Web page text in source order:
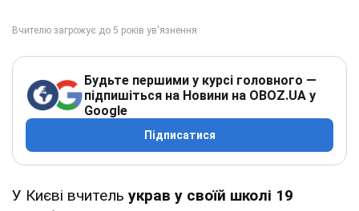
Будьте першими у курсі головного —
підпишіться на Новини на OBOZ.UA у
Google
Підписатися
У Києві вчитель украв у своїй школі 19